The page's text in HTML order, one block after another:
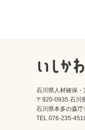
ロ
石川県人材確保・
〒920-0935 石川
石川県本多の森庁
TEL 076-235-